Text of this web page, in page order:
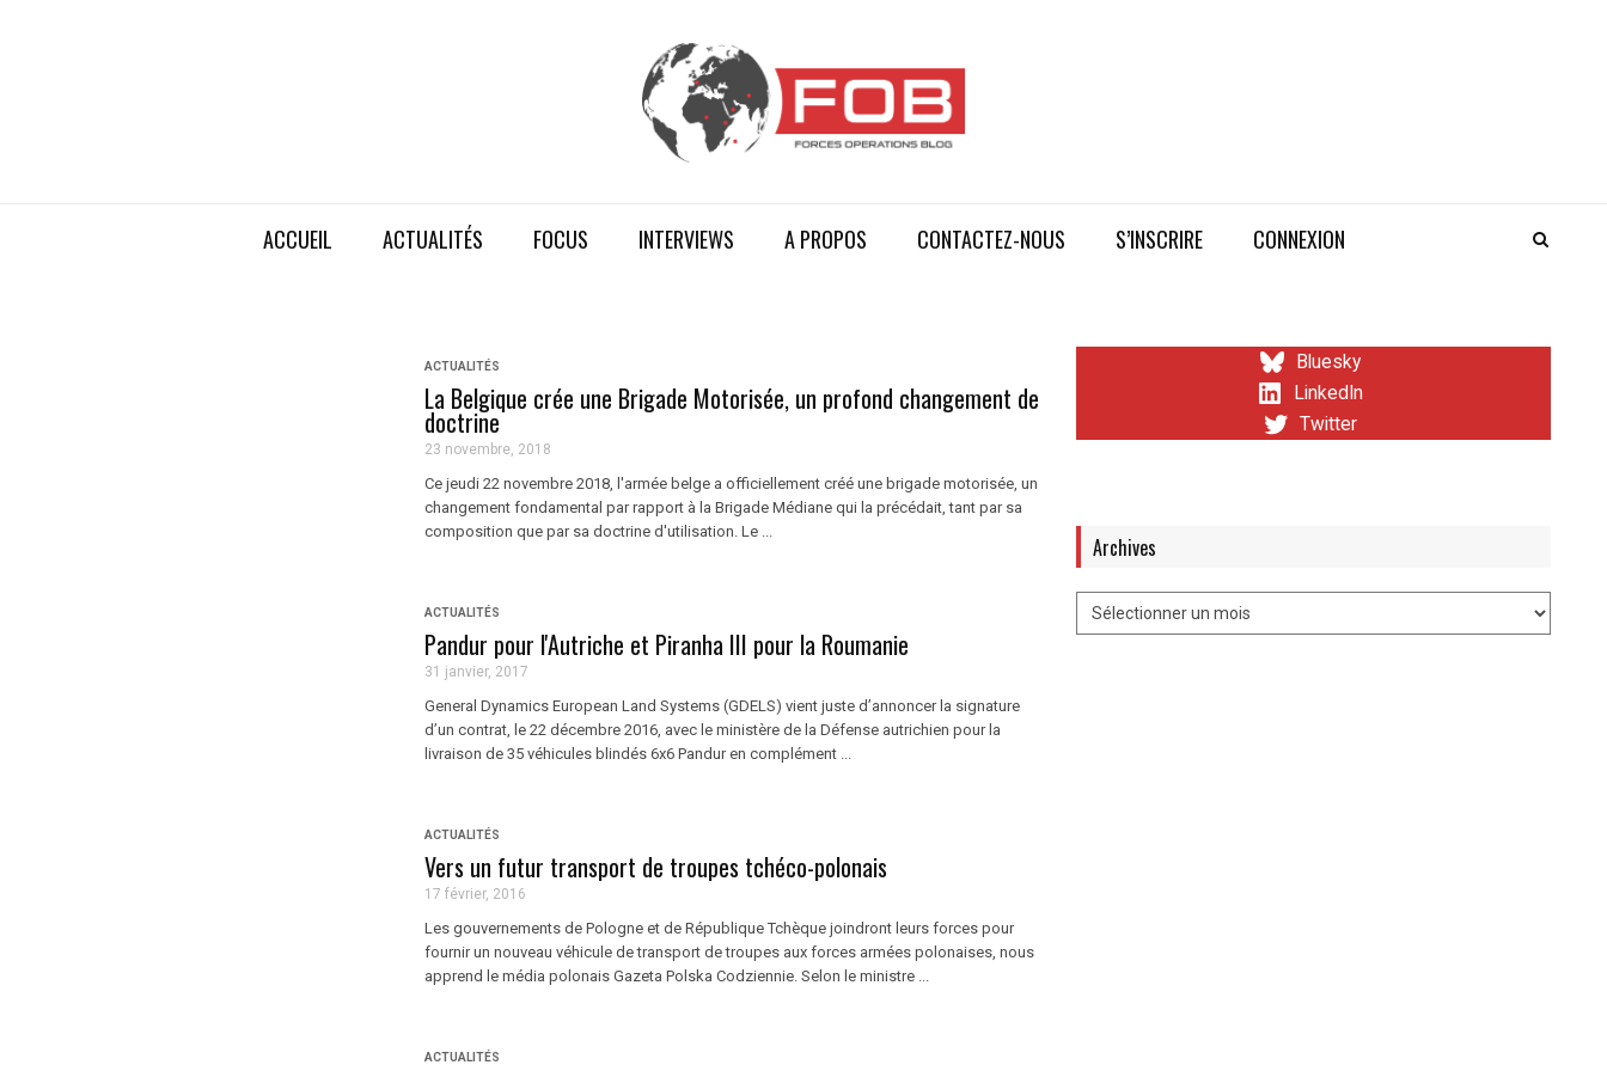
ACCUEIL ACTUALITÉS FOCUS INTERVIEWS A PROPOS CONTACTEZ-NOUS S’INSCRIRE CONNEXION
ACTUALITÉS
La Belgique crée une Brigade Motorisée, un profond changement de
doctrine
23 novembre, 2018
Ce jeudi 22 novembre 2018, l'armée belge a officiellement créé une brigade motorisée, un
changement fondamental par rapport à la Brigade Médiane qui la précédait, tant par sa
composition que par sa doctrine d'utilisation. Le ...
ACTUALITÉS
Pandur pour l'Autriche et Piranha III pour la Roumanie
31 janvier, 2017
General Dynamics European Land Systems (GDELS) vient juste d’annoncer la signature
d’un contrat, le 22 décembre 2016, avec le ministère de la Défense autrichien pour la
livraison de 35 véhicules blindés 6x6 Pandur en complément ...
ACTUALITÉS
Vers un futur transport de troupes tchéco-polonais
17 février, 2016
Les gouvernements de Pologne et de République Tchèque joindront leurs forces pour
fournir un nouveau véhicule de transport de troupes aux forces armées polonaises, nous
apprend le média polonais Gazeta Polska Codziennie. Selon le ministre ...
ACTUALITÉS
Bluesky
LinkedIn
Twitter
Archives